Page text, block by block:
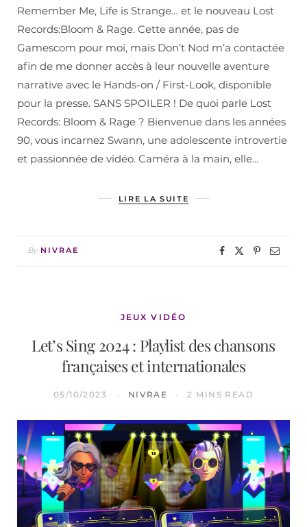
Remember Me, Life is Strange… et le nouveau Lost
Records:Bloom & Rage. Cette année, pas de
Gamescom pour moi, mais Don’t Nod m’a contactée
afin de me donner accès à leur nouvelle aventure
narrative avec le Hands-on / First-Look, disponible
pour la presse. SANS SPOILER ! De quoi parle Lost
Records: Bloom & Rage ? Bienvenue dans les années
90, vous incarnez Swann, une adolescente introvertie
et passionnée de vidéo. Caméra à la main, elle…
LIRE LA SUITE
By NIVRAE
JEUX VIDÉO
Let’s Sing 2024 : Playlist des chansons
françaises et internationales
05/10/2023 NIVRAE 2 MINS READ